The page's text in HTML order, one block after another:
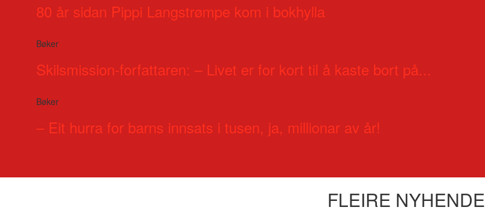
80 år sidan Pippi Langstrømpe kom i bokhylla
Bøker
Skilsmission-forfattaren: – Livet er for kort til å kaste bort på...
Bøker
– Eit hurra for barns innsats i tusen, ja, millionar av år!
FLEIRE NYHENDE